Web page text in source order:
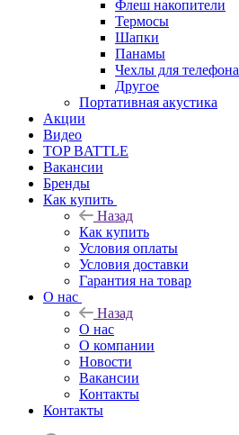
Флеш накопители
Термосы
Шапки
Панамы
Чехлы для телефона
Другое
Портативная акустика
Акции
Видео
TOP BATTLE
Вакансии
Бренды
Как купить
Назад
Как купить
Условия оплаты
Условия доставки
Гарантия на товар
О нас
Назад
О нас
О компании
Новости
Вакансии
Контакты
Контакты